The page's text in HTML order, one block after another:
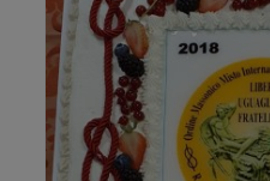
Nasce una nuova